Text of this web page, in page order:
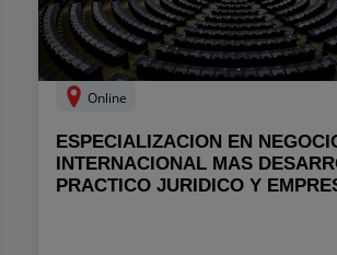
Online
ESPECIALIZACION EN
INTERNACIONAL MAS
PRACTICO JURIDICO Y